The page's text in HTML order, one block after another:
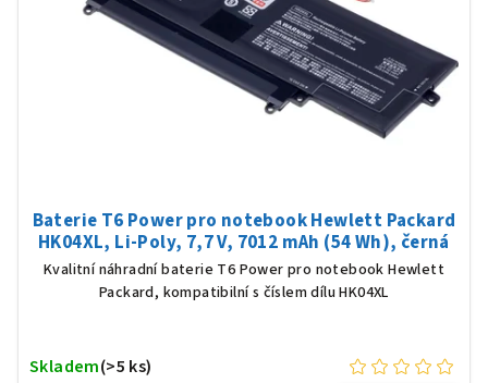
Baterie T6 Power pro notebook Hewlett Packard
HK04XL, Li-Poly, 7,7 V, 7012 mAh (54 Wh), černá
Kvalitní náhradní baterie T6 Power pro notebook Hewlett
Packard, kompatibilní s číslem dílu HK04XL
Skladem(>5 ks)